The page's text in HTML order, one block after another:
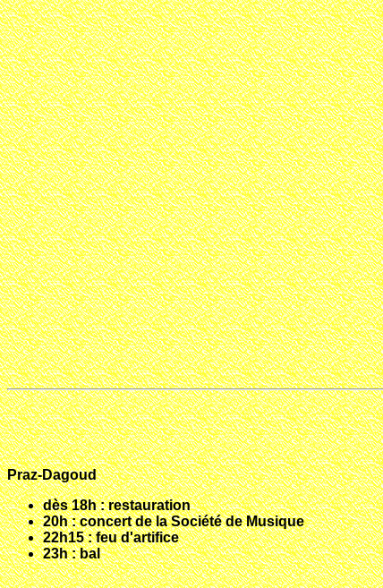
Praz-Dagoud
dès 18h : restauration
20h : concert de la Société de Musique
22h15 : feu d'artifice
23h : bal